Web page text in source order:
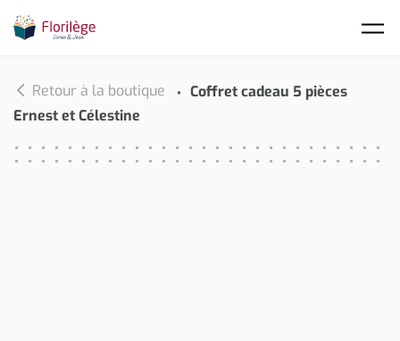
Retour à la boutique
Coffret cadeau 5 pièces
Ernest et Célestine